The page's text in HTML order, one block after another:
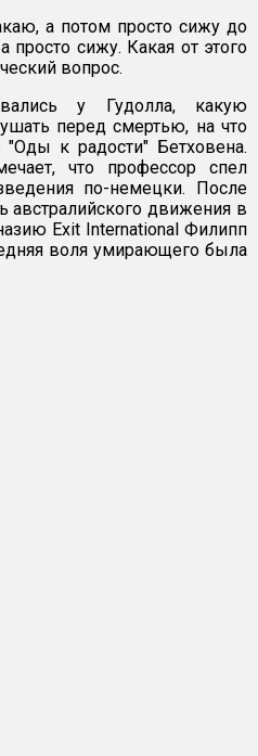
а потом просто сижу до
просто сижу. Какая от этого
вопрос.
у Гудолла, какую
перед смертью, на что
к радости" Бетховена.
что профессор спел
по-немецки. После
австралийского движения в
Exit International Филипп
воля умирающего была